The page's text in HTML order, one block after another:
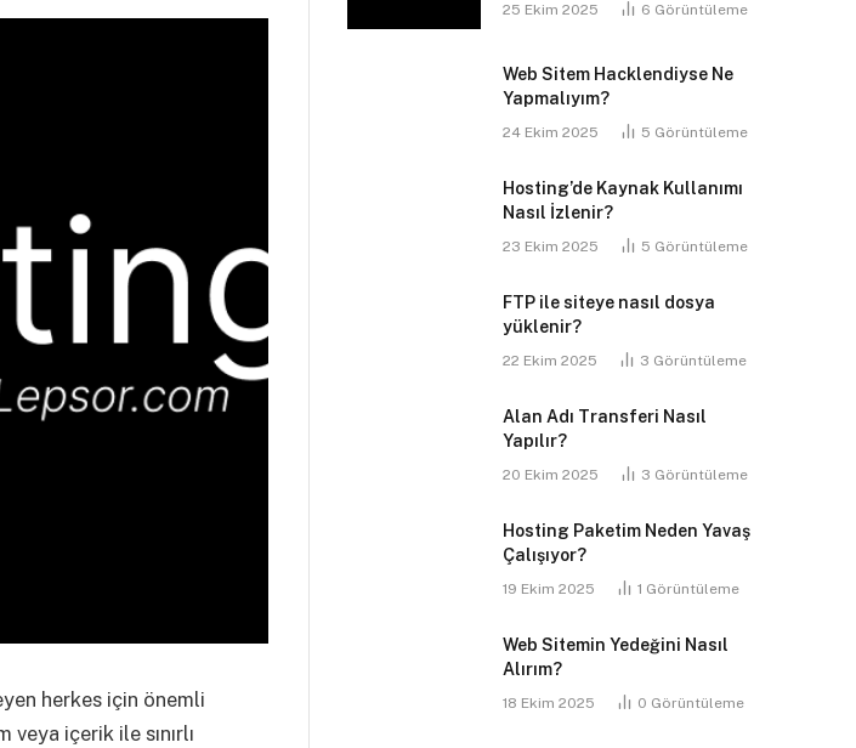
herkes için önemli
içerik ile sınırlı
25 Ekim 2025 6 Görüntüleme
Web Sitem Hacklendiyse Ne
Yapmalıyım?
24 Ekim 2025 5 Görüntüleme
Hosting’de Kaynak Kullanımı
Nasıl İzlenir?
23 Ekim 2025 5 Görüntüleme
FTP ile siteye nasıl dosya
yüklenir?
22 Ekim 2025 3 Görüntüleme
Alan Adı Transferi Nasıl
Yapılır?
20 Ekim 2025 3 Görüntüleme
Hosting Paketim Neden Yavaş
Çalışıyor?
19 Ekim 2025 1 Görüntüleme
Web Sitemin Yedeğini Nasıl
Alırım?
18 Ekim 2025 0 Görüntüleme